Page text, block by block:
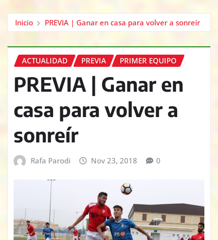
Inicio PREVIA | Ganar en casa para volver a sonreír
ACTUALIDAD PREVIA PRIMER EQUIPO
PREVIA | Ganar en
casa para volver a
sonreír
Rafa Parodi Nov 23, 2018 0